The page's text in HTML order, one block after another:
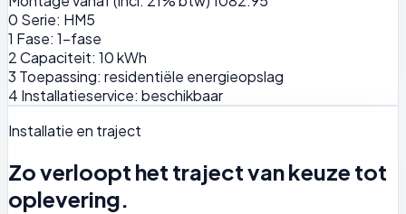
0 Serie: HM5
1 Fase: 1-fase
2Capaciteit: 10 kWh
3 Toepassing: residentiële energieopslag
4 Installatieservice: beschikbaar
Installatie en traject
Zo verloopt het traject van keuze tot
oplevering.